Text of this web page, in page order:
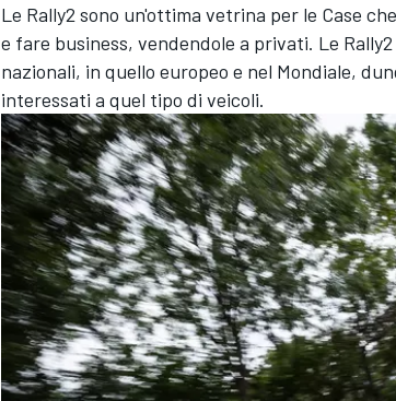
Le Rally2 sono un'ottima vetrina per le Case
e fare business, vendendole a privati. Le
nazionali, in quello europeo e nel Mondiale,
interessati a quel tipo di veicoli.